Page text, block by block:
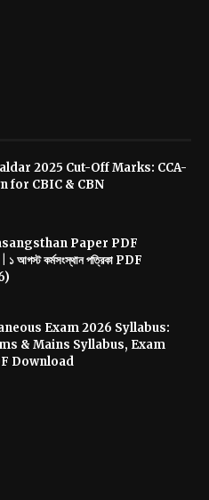
2025 Cut-Off Marks: CCA-
for CBIC & CBN
Paper PDF
কর্মসংস্থান পত্রিকা PDF
Exam 2026 Syllabus:
& Mains Syllabus, Exam
Download